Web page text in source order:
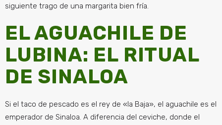
siguiente trago de una margarita bien fría.
EL AGUACHILE DE
LUBINA: EL RITUAL
DE SINALOA
Si el taco de pescado es el rey de «la Baja», el aguachile es el
emperador de Sinaloa. A diferencia del ceviche, donde el